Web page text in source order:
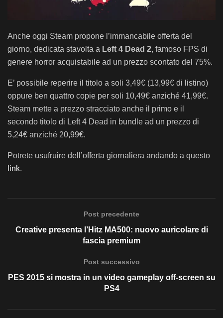
Anche oggi Steam propone l’immancabile offerta del
giorno, dedicata stavolta a Left 4 Dead 2, famoso FPS di
genere horror acquistabile ad un prezzo scontato del 75%.
E’ possibile reperire il titolo a soli 3,49€ (13,99€ di listino)
oppure ben quattro copie per soli 10,49€ anziché 41,99€.
Steam mette a prezzo stracciato anche il primo e il
secondo titolo di Left 4 Dead in bundle ad un prezzo di
5,24€ anziché 20,99€.
Potrete usufruire dell’offerta giornaliera andando a questo
link.
Post precedente
Creative presenta l’Hitz MA500: nuovo auricolare di
fascia premium
Post successivo
PES 2015 si mostra in un video gameplay off-screen su
PS4